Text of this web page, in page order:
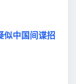
似中国间谍招